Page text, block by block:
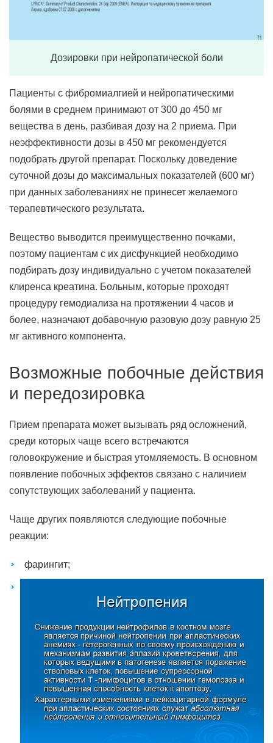
Дозировки при нейропатической боли
Пациенты с фибромиалгией и нейропатическими
болями в среднем принимают от 300 до 450 мг
вещества в день, разбивая дозу на 2 приема. При
неэффективности дозы в 450 мг рекомендуется
подобрать другой препарат. Поскольку доведение
суточной дозы до максимальных показателей (600 мг)
при данных заболеваниях не принесет желаемого
терапевтического результата.
Вещество выводится преимущественно почками,
поэтому пациентам с их дисфункцией необходимо
подбирать дозу индивидуально с учетом показателей
клиренса креатина. Больным, которые проходят
процедуру гемодиализа на протяжении 4 часов и
более, назначают добавочную разовую дозу равную 25
мг активного компонента.
Возможные побочные действия
и передозировка
Прием препарата может вызывать ряд осложнений,
среди которых чаще всего встречаются
головокружение и быстрая утомляемость. В основном
появление побочных эффектов связано с наличием
сопутствующих заболеваний у пациента.
Чаще других появляются следующие побочные
реакции:
фарингит;